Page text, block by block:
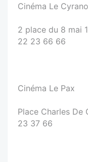
Cinéma Le Cyrano
2 place du 8 mai
22 23 66 66
Cinéma Le Pax
Place Charles De
23 37 66